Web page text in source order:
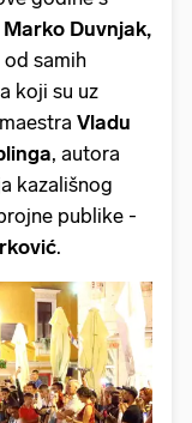
Duvnjak,
samih
koji su uz
Vladu
, autora
kazališnog
publike -
.